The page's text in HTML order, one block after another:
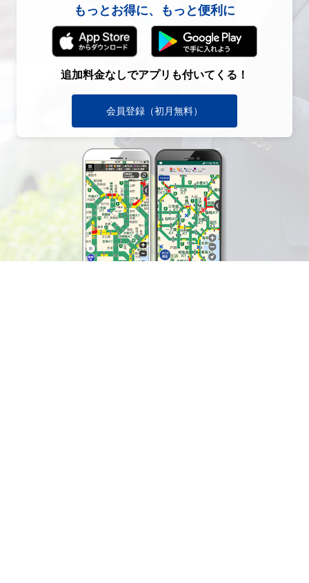
もっとお得に、もっと便利に
追加料金なしでアプリも付いてくる！
会員登録（初月無料）